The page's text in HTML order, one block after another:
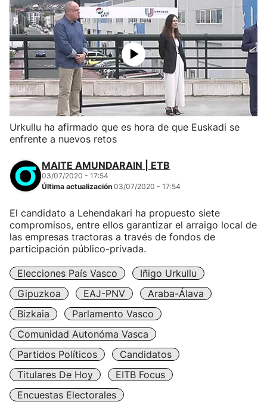
Urkullu ha afirmado que es hora de que Euskadi se
enfrente a nuevos retos
MAITE AMUNDARAIN | ETB
03/07/2020 - 17:54
Última actualización 03/07/2020 - 17:54
El candidato a Lehendakari ha propuesto siete
compromisos, entre ellos garantizar el arraigo local de
las empresas tractoras a través de fondos de
participación público-privada.
Elecciones País Vasco
Iñigo Urkullu
Gipuzkoa
EAJ-PNV
Araba-Álava
Bizkaia
Parlamento Vasco
Comunidad Autonóma Vasca
Partidos Políticos
Candidatos
Titulares De Hoy
EITB Focus
Encuestas Electorales